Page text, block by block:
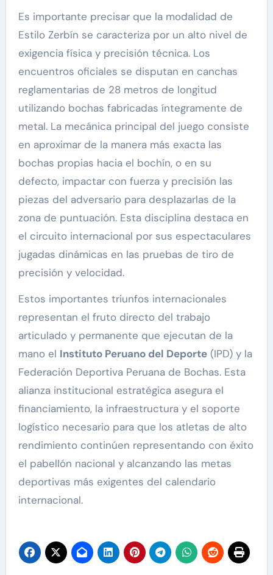
Es importante precisar que la modalidad de
Estilo Zerbín se caracteriza por un alto nivel de
exigencia física y precisión técnica. Los
encuentros oficiales se disputan en canchas
reglamentarias de 28 metros de longitud
utilizando bochas fabricadas íntegramente de
metal. La mecánica principal del juego consiste
en aproximar de la manera más exacta las
bochas propias hacia el bochín, o en su
defecto, impactar con fuerza y precisión las
piezas del adversario para desplazarlas de la
zona de puntuación. Esta disciplina destaca en
el circuito internacional por sus espectaculares
jugadas dinámicas en las pruebas de tiro de
precisión y velocidad.
Estos importantes triunfos internacionales
representan el fruto directo del trabajo
articulado y permanente que ejecutan de la
mano el Instituto Peruano del Deporte(IPD) y la
Federación Deportiva Peruana de Bochas. Esta
alianza institucional estratégica asegura el
financiamiento, la infraestructura y el soporte
logístico necesario para que los atletas de alto
rendimiento continúen representando con éxito
el pabellón nacional y alcanzando las metas
deportivas más exigentes del calendario
internacional.